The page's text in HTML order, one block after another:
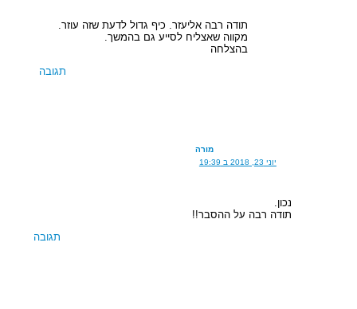
תודה רבה אליעזר. כיף גדול לדעת שזה עוזר.
מקווה שאצליח לסייע גם בהמשך.
בהצלחה
תגובה
מורה
יוני 23, 2018 ב 19:39
נכון.
תודה רבה על ההסבר!!
תגובה